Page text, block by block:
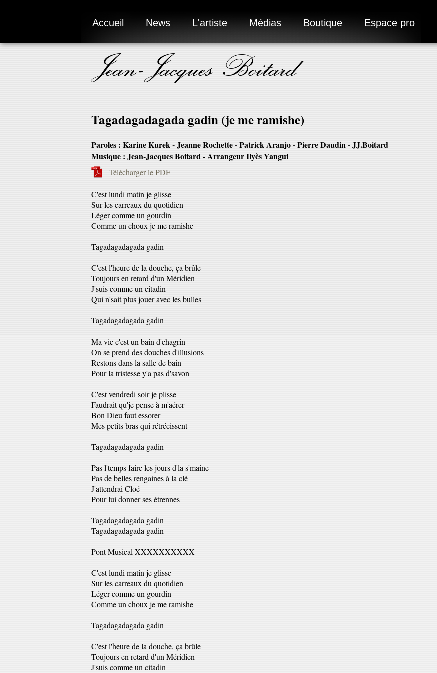
Accueil News L'artiste Médias Boutique Espace pro
Jean-Jacques Boitard
Tagadagadagada gadin (je me ramishe)
Paroles : Karine Kurek - Jeanne Rochette - Patrick Aranjo - Pierre Daudin - JJ.Boitard
Musique : Jean-Jacques Boitard - Arrangeur Ilyès Yangui
Télécharger le PDF
C'est lundi matin je glisse
Sur les carreaux du quotidien
Léger comme un gourdin
Comme un choux je me ramishe
Tagadagadagada gadin
C'est l'heure de la douche, ça brûle
Toujours en retard d'un Méridien
J'suis comme un citadin
Qui n'sait plus jouer avec les bulles
Tagadagadagada gadin
Ma vie c'est un bain d'chagrin
On se prend des douches d'illusions
Restons dans la salle de bain
Pour la tristesse y'a pas d'savon
C'est vendredi soir je plisse
Faudrait qu'je pense à m'aérer
Bon Dieu faut essorer
Mes petits bras qui rétrécissent
Tagadagadagada gadin
Pas l'temps faire les jours d'la s'maine
Pas de belles rengaines à la clé
J'attendrai Cloé
Pour lui donner ses étrennes
Tagadagadagada gadin
Tagadagadagada gadin
Pont Musical XXXXXXXXXX
C'est lundi matin je glisse
Sur les carreaux du quotidien
Léger comme un gourdin
Comme un choux je me ramishe
Tagadagadagada gadin
C'est l'heure de la douche, ça brûle
Toujours en retard d'un Méridien
J'suis comme un citadin